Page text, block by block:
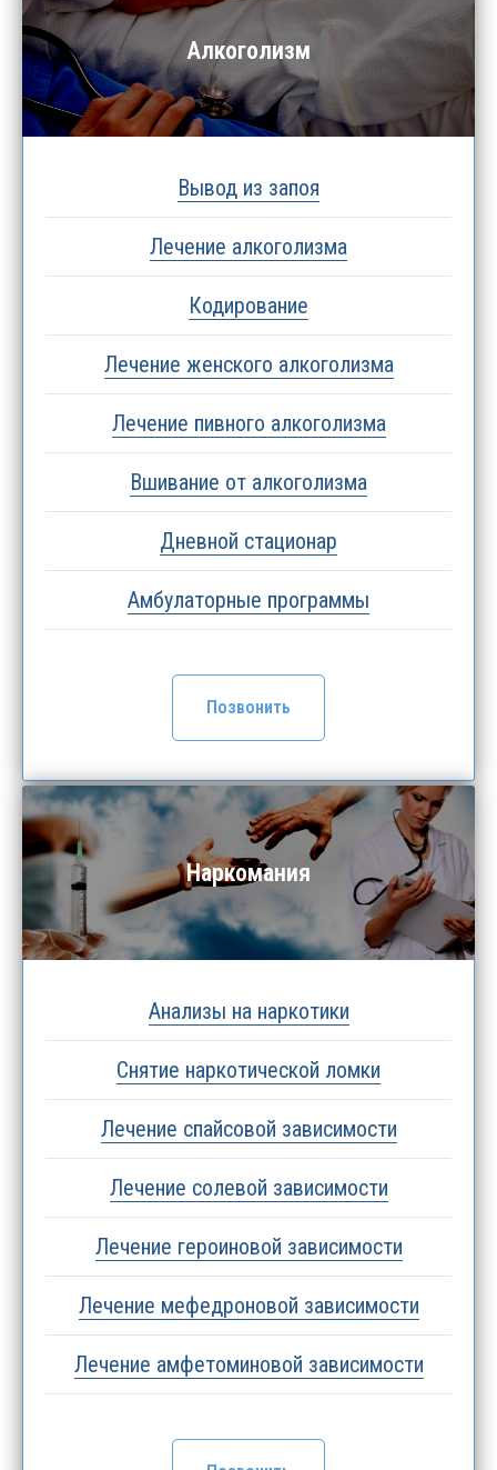
Алкоголизм
Вывод из запоя
Лечение алкоголизма
Кодирование
Лечение женского алкоголизма
Лечение пивного алкоголизма
Вшивание от алкоголизма
Дневной стационар
Амбулаторные программы
Позвонить
Наркомания
Анализы на наркотики
Снятие наркотической ломки
Лечение спайсовой зависимости
Лечение солевой зависимости
Лечение героиновой зависимости
Лечение мефедроновой зависимости
Лечение амфетоминовой зависимости